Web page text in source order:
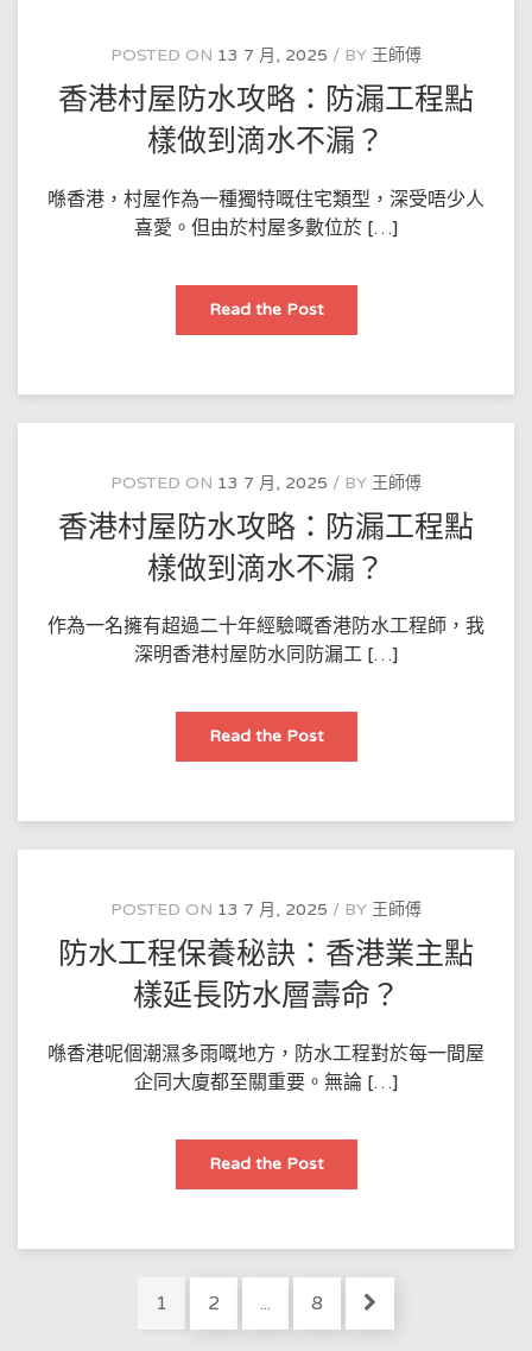
主
點
用
防
水
漆
裂
縫？
POSTED ON 13 7 月, 2025 BY 王師傅
香港村屋防水攻略：防漏工程點
樣做到滴水不漏？
喺香港，村屋作為一種獨特嘅住宅類型，深受唔少人
喜愛。但由於村屋多數位於 […]
Read the Post香
村
水
略：
工
程
樣
做
到
滴
漏？
POSTED ON 13 7 月, 2025 BY 王師傅
香港村屋防水攻略：防漏工程點
樣做到滴水不漏？
作為一名擁有超過二十年經驗嘅香港防水工程師，我
深明香港村屋防水同防漏工 […]
Read the Post香
村
水
略：
工
程
樣
做
到
滴
漏？
POSTED ON 13 7 月, 2025 BY 王師傅
防水工程保養秘訣：香港業主點
樣延長防水層壽命？
喺香港呢個潮濕多雨嘅地方，防水工程對於每一間屋
企同大廈都至關重要。無論 […]
Read the Post防
工
養
訣：
業
Page
1 Page
2 ... Page
8